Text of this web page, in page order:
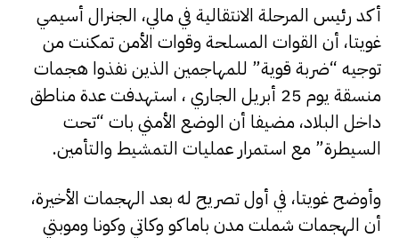
أكد رئيس المرحلة الانتقالية في مالي، الجنرال أسيمي
غويتا، أن القوات المسلحة وقوات الأمن تمكنت من
توجيه “ضربة قوية” للمهاجمين الذين نفذوا هجمات
منسقة يوم 25 أبريل الجاري ، استهدفت عدة مناطق
داخل البلاد، مضيفا أن الوضع الأمني بات “تحت
السيطرة” مع استمرار عمليات التمشيط والتأمين.
وأوضح غويتا، في أول تصريح له بعد الهجمات الأخيرة،
أن الهجمات شملت مدن باماكو وكاتي وكونا وموبتي